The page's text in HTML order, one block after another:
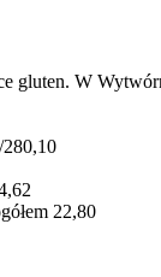
gluten. W
22,80